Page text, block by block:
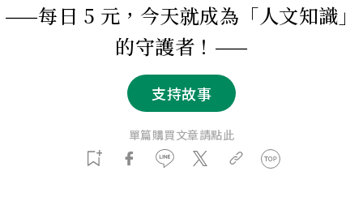
——每日 5 元，今天就成為「人文知識」
的守護者！——
支持故事
單篇購買文章請點此